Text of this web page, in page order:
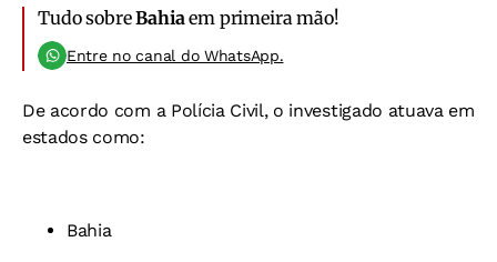
Tudo sobreBahia em primeira mão!
Entre no canal do WhatsApp.
De acordo com a Polícia Civil, o investigado atuava em
estados como:
Bahia